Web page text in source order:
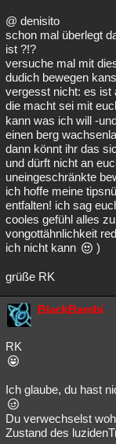
@ denisito
schon mal überlegt
ist ?!?
versuche mal mit
dudich bewegen
vergesst nicht: es ist
die macht sei mit
kann was ich will -
einen berg
dann könnt ihr das
und dürft nicht an
uneingeschränkte
ich hoffe meine
entfalten! ich sag
cooles gefühl alles
vongottähnlichkeit
ich nicht kann
)
grüße RK
BlackBambi
RK
Ich glaube, du hast
Du verwechselst
Zustand des